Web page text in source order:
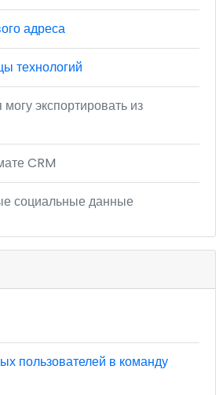
адреса
технологий
экспортировать из
CRM
социальные данные
пользователей в команду